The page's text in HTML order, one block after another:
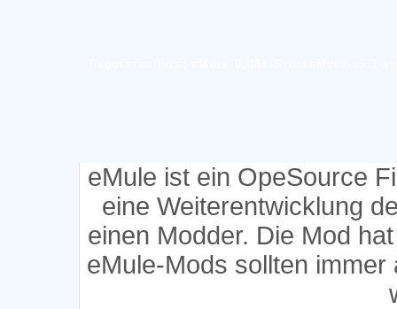
eMule ist ein OpeSource
eine Weiterentwicklung
einen Modder. Die Mod
eMule-Mods sollten